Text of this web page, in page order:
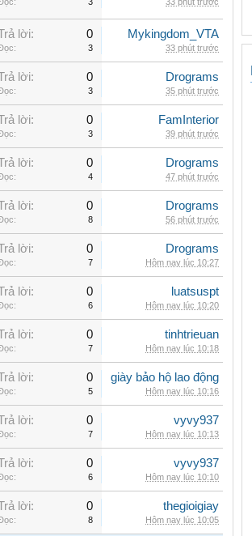
lời: 0
3
Mykingdom_VTA
33 phút trước
lời: 0
3
Drograms
35 phút trước
lời: 0
3
FamInterior
39 phút trước
lời: 0
4
Drograms
47 phút trước
lời: 0
8
Drograms
56 phút trước
lời: 0
7
Drograms
Hôm nay lúc 10:27
lời: 0
6
luatsuspt
Hôm nay lúc 10:20
lời: 0
7
tinhtrieuan
Hôm nay lúc 10:18
lời: 0
5
giày bảo hộ lao động
Hôm nay lúc 10:16
lời: 0
7
vyvy937
Hôm nay lúc 10:13
lời: 0
6
vyvy937
Hôm nay lúc 10:10
lời: 0
8
thegioigiay
Hôm nay lúc 10:05